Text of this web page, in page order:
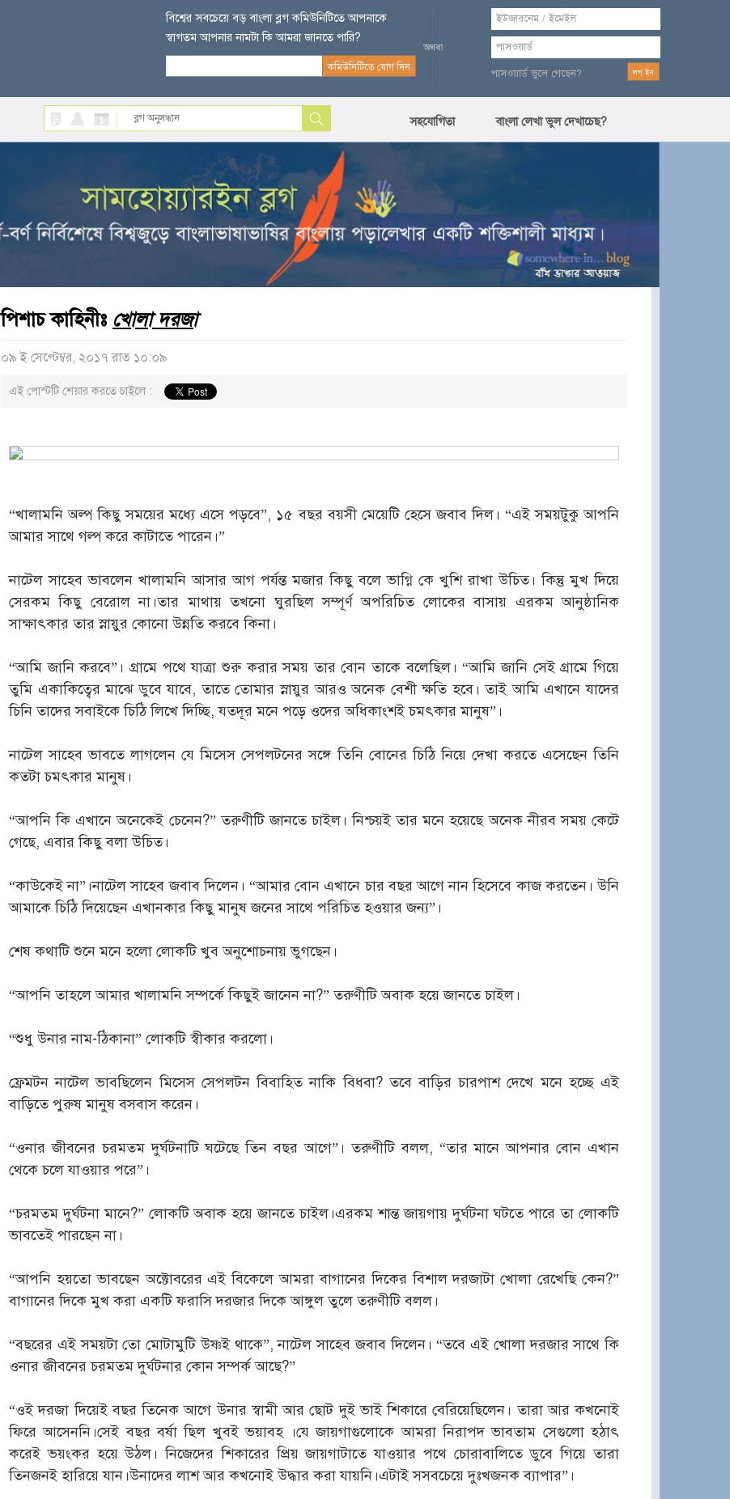
বিশ্বের সবচেয়ে বড় বাংলা ব্লগ কমিউনিটিতে আপনাকে
স্বাগতম আপনার নামটা কি আমরা জানতে পারি?
পাসওয়ার্ড ভুলে গেছেন?
সহযোগিতা বাংলা লেখা ভুল দেখাচেছ?
পিশাচ কাহিনীঃ খোলা দরজা
০৯ ই সেপ্টেম্বর, ২০১৭ রাত ১০:০৯
এই পোস্টটি শেয়ার করতে চাইলে :
“খালামনি অল্প কিছু সময়ের মধ্যে এসে পড়বে”, ১৫ বছর বয়সী মেয়েটি হেসে জবাব দিল। “এই সময়টুকু আপনি
আমার সাথে গল্প করে কাটাতে পারেন।”
নাটেল সাহেব ভাবলেন খালামনি আসার আগ পর্যন্ত মজার কিছু বলে ভাগ্নি কে খুশি রাখা উচিত। কিন্তু মুখ দিয়ে
সেরকম কিছু বেরোল না।তার মাথায় তখনো ঘুরছিল সম্পূর্ণ অপরিচিত লোকের বাসায় এরকম আনুষ্ঠানিক
সাক্ষাৎকার তার স্নায়ুর কোনো উন্নতি করবে কিনা।
“আমি জানি করবে”। গ্রামে পথে যাত্রা শুরু করার সময় তার বোন তাকে বলেছিল। “আমি জানি সেই গ্রামে গিয়ে
তুমি একাকিত্বের মাঝে ডুবে যাবে, তাতে তোমার স্নায়ুর আরও অনেক বেশী ক্ষতি হবে। তাই আমি এখানে যাদের
চিনি তাদের সবাইকে চিঠি লিখে দিচ্ছি, যতদূর মনে পড়ে ওদের অধিকাংশই চমৎকার মানুষ”।
নাটেল সাহেব ভাবতে লাগলেন যে মিসেস সেপলটনের সঙ্গে তিনি বোনের চিঠি নিয়ে দেখা করতে এসেছেন তিনি
কতটা চমৎকার মানুষ।
“আপনি কি এখানে অনেকেই চেনেন?” তরুণীটি জানতে চাইল। নিশ্চয়ই তার মনে হয়েছে অনেক নীরব সময় কেটে
গেছে, এবার কিছু বলা উচিত।
“কাউকেই না”।নাটেল সাহেব জবাব দিলেন। “আমার বোন এখানে চার বছর আগে নান হিসেবে কাজ করতেন। উনি
আমাকে চিঠি দিয়েছেন এখানকার কিছু মানুষ জনের সাথে পরিচিত হওয়ার জন্য”।
শেষ কথাটি শুনে মনে হলো লোকটি খুব অনুশোচনায় ভুগছেন।
“আপনি তাহলে আমার খালামনি সম্পর্কে কিছুই জানেন না?” তরুণীটি অবাক হয়ে জানতে চাইল।
“শুধু উনার নাম-ঠিকানা” লোকটি স্বীকার করলো।
ফ্রেমটন নাটেল ভাবছিলেন মিসেস সেপলটন বিবাহিত নাকি বিধবা? তবে বাড়ির চারপাশ দেখে মনে হচ্ছে এই
বাড়িতে পুরুষ মানুষ বসবাস করেন।
“ওনার জীবনের চরমতম দুর্ঘটনাটি ঘটেছে তিন বছর আগে”। তরুণীটি বলল, “তার মানে আপনার বোন এখান
থেকে চলে যাওয়ার পরে”।
“চরমতম দুর্ঘটনা মানে?” লোকটি অবাক হয়ে জানতে চাইল।এরকম শান্ত জায়গায় দুর্ঘটনা ঘটতে পারে তা লোকটি
ভাবতেই পারছেন না।
“আপনি হয়তো ভাবছেন অক্টোবরের এই বিকেলে আমরা বাগানের দিকের বিশাল দরজাটা খোলা রেখেছি কেন?”
বাগানের দিকে মুখ করা একটি ফরাসি দরজার দিকে আঙ্গুল তুলে তরুণীটি বলল।
“বছরের এই সময়টা তো মোটামুটি উষ্ণই থাকে”, নাটেল সাহেব জবাব দিলেন। “তবে এই খোলা দরজার সাথে কি
ওনার জীবনের চরমতম দুর্ঘটনার কোন সম্পর্ক আছে?”
“ওই দরজা দিয়েই বছর তিনেক আগে উনার স্বামী আর ছোট দুই ভাই শিকারে বেরিয়েছিলেন। তারা আর কখনোই
ফিরে আসেননি।সেই বছর বর্ষা ছিল খুবই ভয়াবহ ।যে জায়গাগুলোকে আমরা নিরাপদ ভাবতাম সেগুলো হঠাৎ
করেই ভয়ংকর হয়ে উঠল। নিজেদের শিকারের প্রিয় জায়গাটাতে যাওয়ার পথে চোরাবালিতে ডুবে গিয়ে তারা
তিনজনই হারিয়ে যান।উনাদের লাশ আর কখনোই উদ্ধার করা যায়নি।এটাই সসবচেয়ে দুঃখজনক ব্যাপার”।